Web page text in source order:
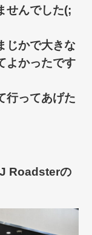
せんでした(;
じかで大きな
よかったです
行ってあげた
Roadsterの